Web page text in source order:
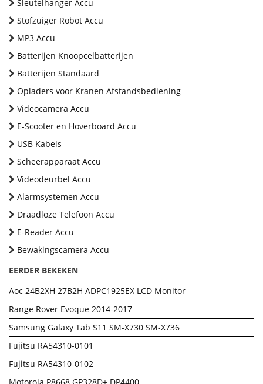
Sleutelhanger Accu
Stofzuiger Robot Accu
MP3 Accu
Batterijen Knoopcelbatterijen
Batterijen Standaard
Opladers voor Kranen Afstandsbediening
Videocamera Accu
E-Scooter en Hoverboard Accu
USB Kabels
Scheerapparaat Accu
Videodeurbel Accu
Alarmsystemen Accu
Draadloze Telefoon Accu
E-Reader Accu
Bewakingscamera Accu
EERDER BEKEKEN
Aoc 24B2XH 27B2H ADPC1925EX LCD Monitor
Range Rover Evoque 2014-2017
Samsung Galaxy Tab S11 SM-X730 SM-X736
Fujitsu RA54310-0101
Fujitsu RA54310-0102